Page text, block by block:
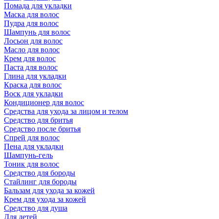
Помада для укладки
Маска для волос
Пудра для волос
Шампунь для волос
Лосьон для волос
Масло для волос
Крем для волос
Паста для волос
Глина для укладки
Краска для волос
Воск для укладки
Кондиционер для волос
Средства для ухода за лицом и телом
Средство для бритья
Средство после бритья
Спрей для волос
Пена для укладки
Шампунь-гель
Тоник для волос
Средство для бороды
Стайлинг для бороды
Бальзам для ухода за кожей
Крем для ухода за кожей
Средство для душа
Для детей